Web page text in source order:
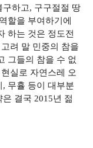
하고, 구구절절 땅
할을 부여하기에
하는 것은 정도전
려 말 민중의 참을
그들의 참을 수 없
실로 자연스레 오
무휼 등이 대부분
결국 2015년 젊